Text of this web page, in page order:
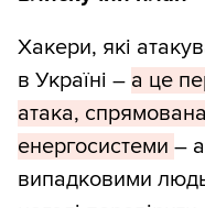
Хакери, які
в Україні – а це
атака,
енергосистеми –
випадковими